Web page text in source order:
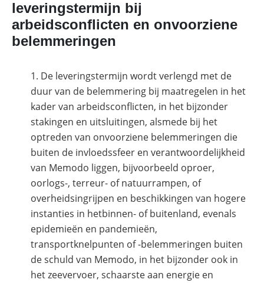
leveringstermijn bij
arbeidsconflicten en onvoorziene
belemmeringen
De leveringstermijn wordt verlengd met de
duur van de belemmering bij maatregelen in het
kader van arbeidsconflicten, in het bijzonder
stakingen en uitsluitingen, alsmede bij het
optreden van onvoorziene belemmeringen die
buiten de invloedssfeer en verantwoordelijkheid
van Memodo liggen, bijvoorbeeld oproer,
oorlogs-, terreur- of natuurrampen, of
overheidsingrijpen en beschikkingen van hogere
instanties in hetbinnen- of buitenland, evenals
epidemieën en pandemieën,
transportknelpunten of -belemmeringen buiten
de schuld van Memodo, in het bijzonder ook in
het zeevervoer, schaarste aan energie en